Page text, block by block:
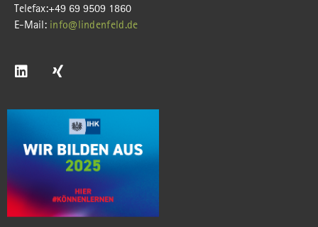
Telefax:+49 69 9509 1860
E-Mail: info@lindenfeld.de